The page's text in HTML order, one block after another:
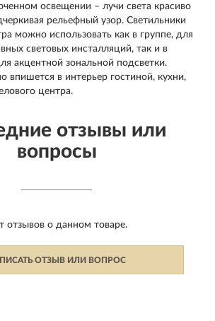
освещении – лучи света красиво
рельефный узор. Светильники
можно использовать как в группе, для
световых инсталляций, так и в
акцентной зональной подсветки.
впишется в интерьер гостиной, кухни,
центра.
отзывы или
вопросы
отзывов о данном товаре.
ОТЗЫВ ИЛИ ВОПРОС